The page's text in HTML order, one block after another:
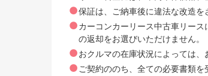
保証は、ご納車後に違法な改造を
カーコンカーリース中古車リー
の返却をお選びいただけません。
おクルマの在庫状況によっては、
ご契約ののち、全ての必要書類